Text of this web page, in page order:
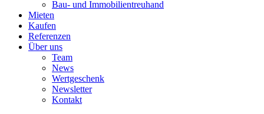
Bau- und Immobilientreuhand
Mieten
Kaufen
Referenzen
Über uns
Team
News
Wertgeschenk
Newsletter
Kontakt